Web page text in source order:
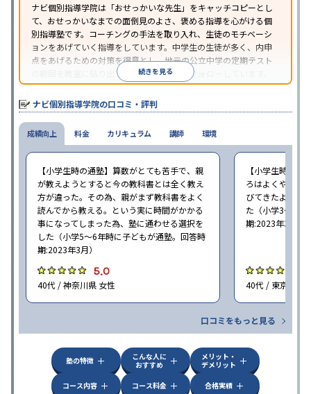
ナビ個別指導学院は「おせっかいな先生」をキャッチコピーとし
て、おせっかいなまでの面倒見のよさ、褒める指導を心がける個
別指導塾です。コーチングの手法を取り入れ、生徒のモチベーシ
ョンをあげていく指導をしています。中学生の生徒が多く、内申
点をあげるための対策を得意とし、地元の公立中学の定期テスト
の範囲を教室に貼り出すなど手厚く学習をフォローしています。
オリジナルテキストを使用しており、特に英語は各教科書に合わ
せたテキストを使った「先取り学習」で理解度を深められます。
続きを見る
ナビ個別指導学院の口コミ・評判
成績向上
【小学生時の通塾】算数がとても苦手で、親
が教えようとすると今の教科書とは全く教え
方が違った。その為、親がまず教科書をよく
読んでから教える。という実に時間がかかる
事になってしまった為、塾に通わせる選択を
した（小学5〜6年時に子どもが通塾。回答時
期:2023年3月）
5.0
40代 / 神奈川県 女性
【小学生時の通
ろはよくやり方
びてきたようで
た（小学3〜6年
期:2023年3月）
40代 / 東京都 女
口コミをもっと見る
料金 カリキュラム 講師 環境
塾の特徴
こんな人に
おすすめ
メリット・
デメリット
コース内容
コース料金 合格実績